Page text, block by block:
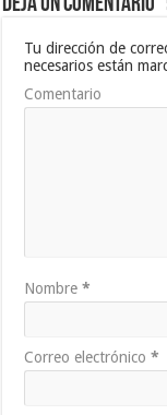
Tu dirección de
necesarios están
Comentario
Nombre*
Correo electrónico*